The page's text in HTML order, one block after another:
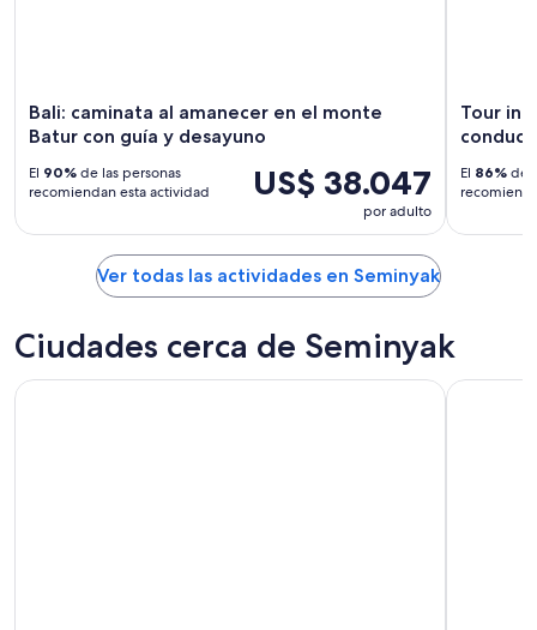
Bali: caminata al amanecer en el monte
Batur con guía y desayuno
US$ 38.047
por adulto
El 90% de las personas
recomiendan esta actividad
Tour
El 86% de
Ver todas las actividades en Seminyak
Ciudades cerca de Seminyak